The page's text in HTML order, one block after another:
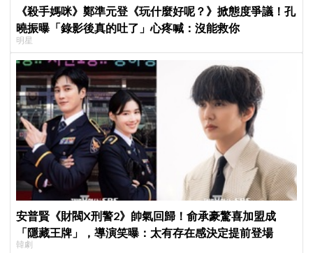
《殺手媽咪》鄭準元登《玩什麼好呢？》掀態度爭議！孔
曉振曝「錄影後真的吐了」心疼喊：沒能救你
明星
安普賢《財閥X刑警2》帥氣回歸！俞承豪驚喜加盟成
「隱藏王牌」，導演笑曝：太有存在感決定提前登場
韓劇